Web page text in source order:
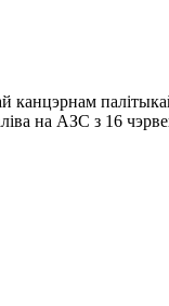
канцэрнам
на АЗС з 16